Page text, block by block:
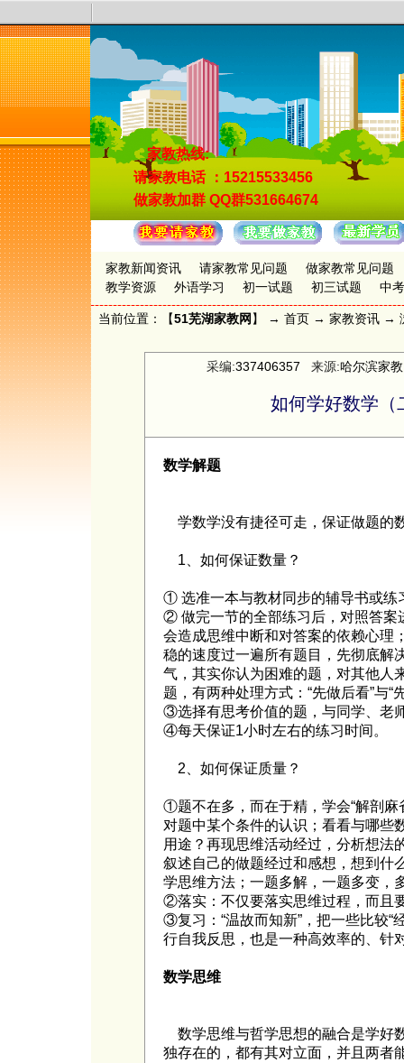
家教热线:
请家教电话 ：15215533456
做家教加群 QQ群531664674
家教新闻资讯 请家教常见问题
做家教常见问题
教学资源
外语学习 初一试题 初三试题 中
当前位置：【51芜湖家教网 】 → 首页 → 家教资讯 →
采编:337406357 来源:哈尔滨家
如何学好数学（
数学解题
学数学没有捷径可走，保证做题的
1、如何保证数量？
① 选准一本与教材同步的辅导书或练
② 做完一节的全部练习后，对照答案
会造成思维中断和对答案的依赖心理
稳的速度过一遍所有题目，先彻底解
气，其实你认为困难的题，对其他人
题，有两种处理方式：“先做后看”与“
③选择有思考价值的题，与同学、老
④每天保证1小时左右的练习时间。
2、如何保证质量？
①题不在多，而在于精，学会“解剖麻
对题中某个条件的认识；看看与哪些
用途？再现思维活动经过，分析想法
叙述自己的做题经过和感想，想到什
学思维方法；一题多解，一题多变，
②落实：不仅要落实思维过程，而且
③复习：“温故而知新”，把一些比较“
行自我反思，也是一种高效率的、针
数学思维
数学思维与哲学思想的融合是学好
独存在的，都有其对立面，并且两者